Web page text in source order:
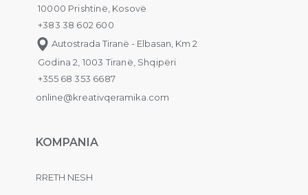
10000 Prishtinë, Kosovë
+383 38 602 600
Autostrada Tiranë - Elbasan, Km 2
Godina 2, 1003 Tiranë, Shqipëri
+355 68 353 6687
online@kreativqeramika.com
KOMPANIA
RRETH NESH